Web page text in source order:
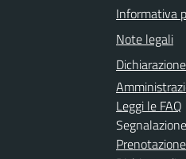
Informativa
Note legali
Leggi le FAQ